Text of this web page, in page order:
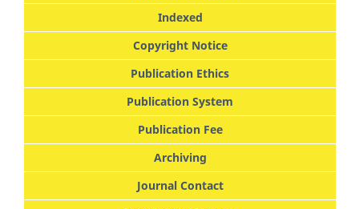
Indexed
Copyright Notice
Publication Ethics
Publication System
Publication Fee
Archiving
Journal Contact